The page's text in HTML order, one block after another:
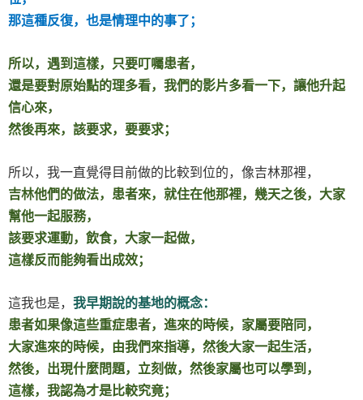
那這種反復，也是情理中的事了；
所以，遇到這樣，只要叮囑患者，
還是要對原始點的理多看，我們的影片多看一下，讓他升起
信心來，
然後再來，該要求，要要求；
所以，我一直覺得目前做的比較到位的，像吉林那裡，
吉林他們的做法，患者來，就住在他那裡，幾天之後，大家
幫他一起服務，
該要求運動，飲食，大家一起做，
這樣反而能夠看出成效；
這我也是， 我早期說的基地的概念：
患者如果像這些重症患者，進來的時候，家屬要陪同，
大家進來的時候，由我們來指導，然後大家一起生活，
然後，出現什麼問題，立刻做，然後家屬也可以學到，
這樣，我認為才是比較究竟；